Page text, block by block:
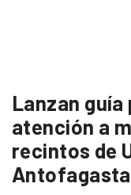
Lanzan
atención a
recintos de
Antofagasta